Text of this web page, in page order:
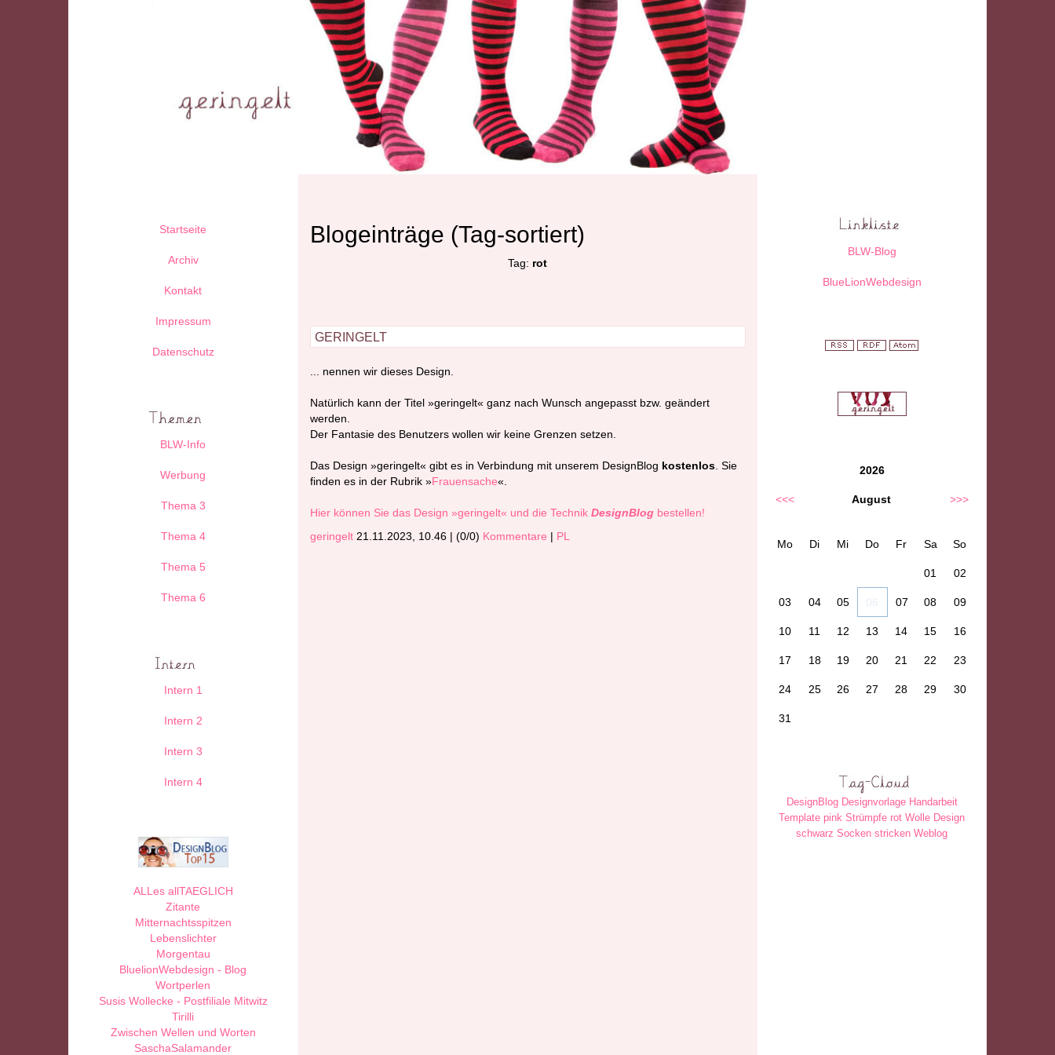
Blogeinträge (Tag-sortiert)
Tag: rot
geringelt
... nennen wir dieses Design.
Natürlich kann der Titel »geringelt« ganz nach Wunsch angepasst bzw. geändert
werden.
Der Fantasie des Benutzers wollen wir keine Grenzen setzen.
Das Design »geringelt« gibt es in Verbindung mit unserem DesignBlog kostenlos. Sie
finden es in der Rubrik »Frauensache«.
Hier können Sie das Design »geringelt« und die TechnikDesignBlogbestellen!
geringelt 21.11.2023, 10.46| (0/0) Kommentare | PL
Startseite
Archiv
Kontakt
Impressum
Datenschutz
BLW-Info
Werbung
Thema 3
Thema 4
Thema 5
Thema 6
Intern 1
Intern 2
Intern 3
Intern 4
ALLes allTAEGLICH
Zitante
Mitternachtsspitzen
Lebenslichter
Morgentau
BluelionWebdesign - Blog
Wortperlen
Susis Wollecke - Postfiliale Mitwitz
Tirilli
Zwischen Wellen und Worten
SaschaSalamander
BLW-Blog
BlueLionWebdesign
2026
<<< August >>>
Mo Di Mi Do Fr Sa So
01 02
03 04 05 06 07 08 09
10 11 12 13 14 15 16
17 18 19 20 21 22 23
24 25 26 27 28 29 30
31
DesignBlog Designvorlage Handarbeit
Template pink Strümpfe rot Wolle Design
schwarz Socken stricken Weblog